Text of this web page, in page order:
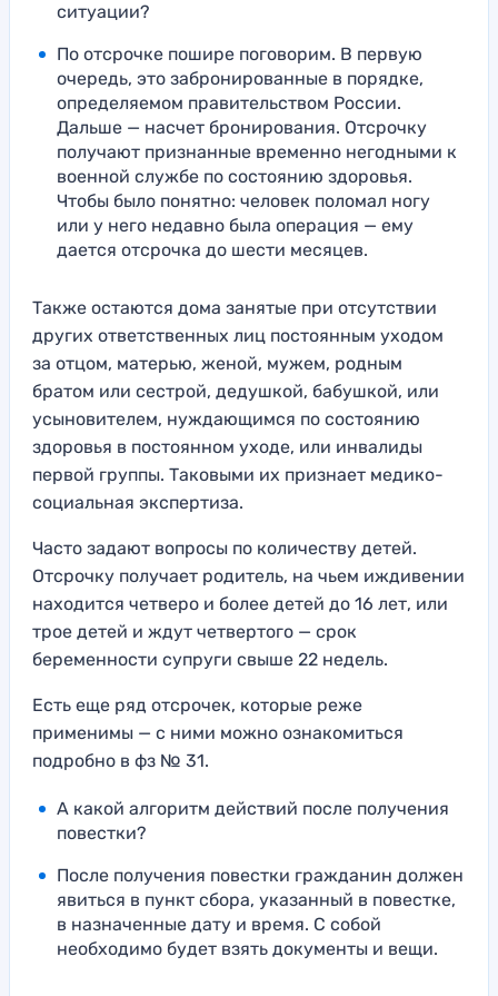
ситуации?
По отсрочке пошире поговорим. В первую
очередь, это забронированные в порядке,
определяемом правительством России.
Дальше — насчет бронирования. Отсрочку
получают признанные временно негодными к
военной службе по состоянию здоровья.
Чтобы было понятно: человек поломал ногу
или у него недавно была операция — ему
дается отсрочка до шести месяцев.
Также остаются дома занятые при отсутствии
других ответственных лиц постоянным уходом
за отцом, матерью, женой, мужем, родным
братом или сестрой, дедушкой, бабушкой, или
усыновителем, нуждающимся по состоянию
здоровья в постоянном уходе, или инвалиды
первой группы. Таковыми их признает медико-
социальная экспертиза.
Часто задают вопросы по количеству детей.
Отсрочку получает родитель, на чьем иждивении
находится четверо и более детей до 16 лет, или
трое детей и ждут четвертого — срок
беременности супруги свыше 22 недель.
Есть еще ряд отсрочек, которые реже
применимы — с ними можно ознакомиться
подробно в фз № 31.
А какой алгоритм действий после получения
повестки?
После получения повестки гражданин должен
явиться в пункт сбора, указанный в повестке,
в назначенные дату и время. С собой
необходимо будет взять документы и вещи.